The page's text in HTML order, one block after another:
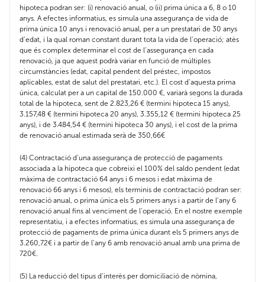
hipoteca podran ser: (i) renovació anual, o (ii) prima única a 6, 8 o 10
anys. A efectes informatius, es simula una assegurança de vida de
prima única 10 anys i renovació anual, per a un prestatari de 30 anys
d’edat, i la qual roman constant durant tota la vida de l’operació; atès
que és complex determinar el cost de l’assegurança en cada
renovació, ja que aquest podrà variar en funció de múltiples
circumstàncies (edat, capital pendent del préstec, impostos
aplicables, estat de salut del prestatari, etc.). El cost d’aquesta prima
única, calculat per a un capital de 150.000 €, variarà segons la durada
total de la hipoteca, sent de 2.823,26 € (termini hipoteca 15 anys),
3.157,48 € (termini hipoteca 20 anys), 3.355,12 € (termini hipoteca 25
anys), i de 3.484,54 € (termini hipoteca 30 anys), i el cost de la prima
de renovació anual estimada serà de 350,66€
(4) Contractació d’una assegurança de protecció de pagaments
associada a la hipoteca que cobreixi el 100% del saldo pendent (edat
màxima de contractació 64 anys i 6 mesos i edat màxima de
renovació 66 anys i 6 mesos), els terminis de contractació podran ser:
renovació anual, o prima única els 5 primers anys i a partir de l’any 6
renovació anual fins al venciment de l’operació. En el nostre exemple
representatiu, i a efectes informatius, es simula una assegurança de
protecció de pagaments de prima única durant els 5 primers anys de
3.260,72€ i a partir de l’any 6 amb renovació anual amb una prima de
720€.
(5) La reducció del tipus d’interès per domiciliació de nòmina,